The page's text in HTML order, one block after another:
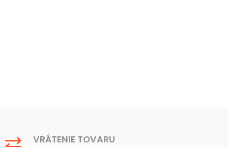
VRÁTENIE TOVARU